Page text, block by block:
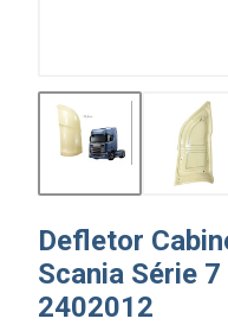
Defletor
Scania Série
2402012